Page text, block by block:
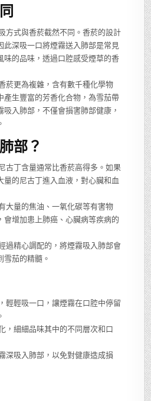
方式與香菸截然不同。香菸的設計
此深吸一口將煙霧送入肺部是常見
味的品味，透過口腔感受煙草的香
菸更為複雜，含有數千種化學物
產生豐富的芳香化合物，為雪茄帶
入肺部，不僅會損害肺部健康，
部？
古丁含量通常比香菸高得多。如果
量的尼古丁進入血液，對心臟和血
大量的焦油、一氧化碳等有害物
會增加患上肺癌、心臟病等疾病的
過精心調配的，將煙霧吸入肺部會
雪茄的精髓。
輕輕吸一口，讓煙霧在口腔中停留
，細細品味其中的不同層次和口
深吸入肺部，以免對健康造成損